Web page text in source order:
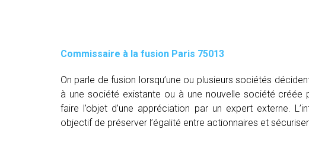
Commissaire à la fusion Paris 75013
On parle de fusion lorsqu’une ou plusieurs sociétés
à une société existante ou à une nouvelle société créée
faire l’objet d’une appréciation par un expert externe.
objectif de préserver l’égalité entre actionnaires et